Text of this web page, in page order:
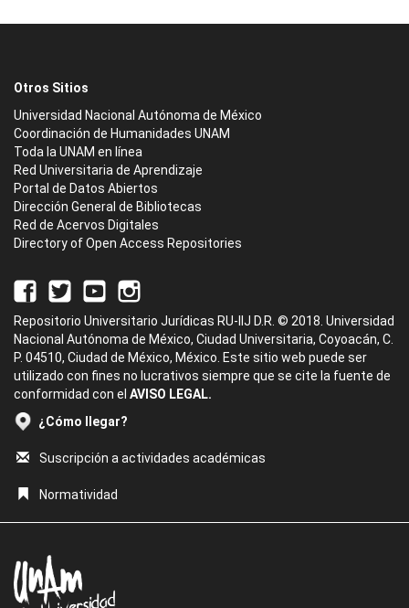
Otros Sitios
Universidad Nacional Autónoma de México
Coordinación de Humanidades UNAM
Toda la UNAM en línea
Red Universitaria de Aprendizaje
Portal de Datos Abiertos
Dirección General de Bibliotecas
Red de Acervos Digitales
Directory of Open Access Repositories
Repositorio Universitario Jurídicas RU-IIJ D.R. © 2018. Universidad
Nacional Autónoma de México, Ciudad Universitaria, Coyoacán, C.
P. 04510, Ciudad de México, México. Este sitio web puede ser
utilizado con fines no lucrativos siempre que se cite la fuente de
conformidad con el AVISO LEGAL.
¿Cómo llegar?
Suscripción a actividades académicas
Normatividad